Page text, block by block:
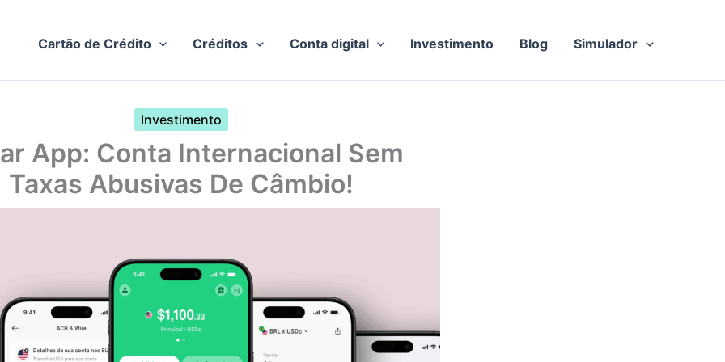
Cartão de Crédito Créditos Conta digital Investimento Blog Simulador
Investimento
App: Conta Internacional Sem
Taxas Abusivas De Câmbio!